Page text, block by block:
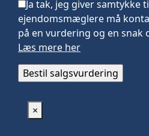
Ja tak, jeg giver samtykke
ejendomsmæglere må
på en vurdering og en snak
Læs mere her
×